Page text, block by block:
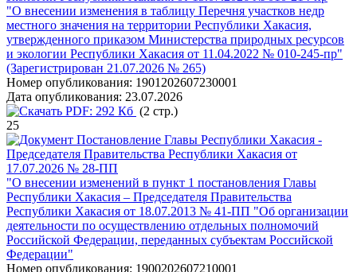
"О внесении изменения в таблицу Перечня участков недр
местного значения на территории Республики Хакасия,
утвержденного приказом Министерства природных ресурсов
и экологии Республики Хакасия от 11.04.2022 № 010-245-пр"
(Зарегистрирован 21.07.2026 № 265)
Номер опубликования: 1901202607230001
Дата опубликования: 23.07.2026
PDF: 292 Кб (2 стр.)
25
Постановление Главы Республики Хакасия -
Председателя Правительства Республики Хакасия от
17.07.2026 № 28-ПП
"О внесении изменений в пункт 1 постановления Главы
Республики Хакасия – Председателя Правительства
Республики Хакасия от 18.07.2013 № 41-ПП "Об организации
деятельности по осуществлению отдельных полномочий
Российской Федерации, переданных субъектам Российской
Федерации"
Номер опубликования: 1900202607210001